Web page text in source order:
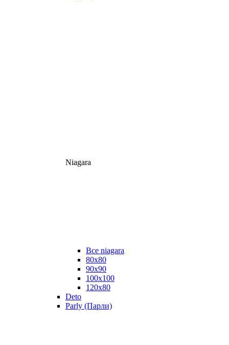
Niagara
Все niagara
80x80
90x90
100x100
120x80
Deto
Parly (Парли)